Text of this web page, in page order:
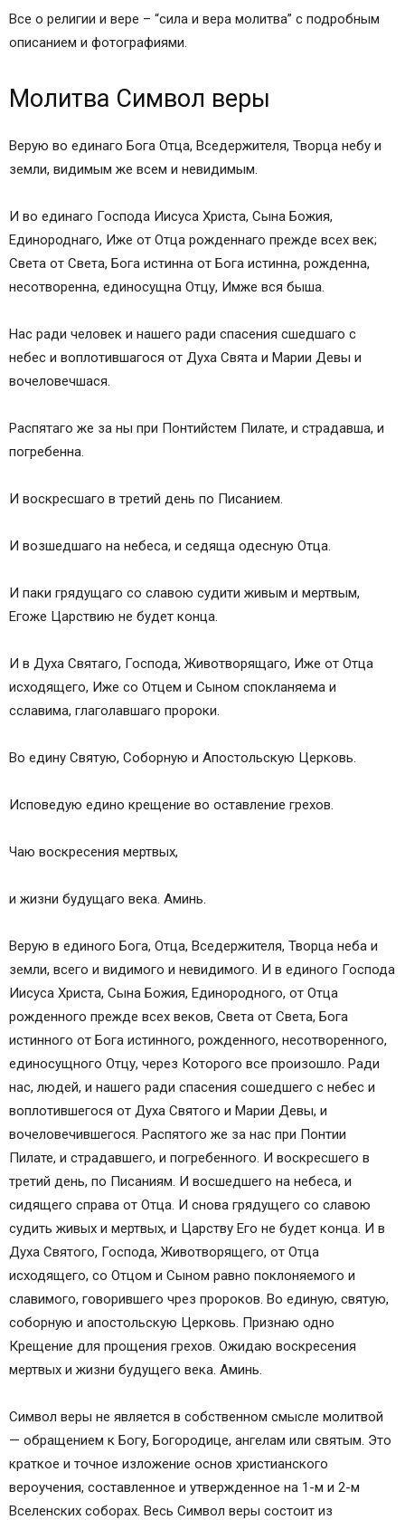
Все о религии и вере – “сила и вера молитва” с подробным
описанием и фотографиями.
Молитва Символ веры
Верую во единаго Бога Отца, Вседержителя, Творца небу и
земли, видимым же всем и невидимым.
И во единаго Господа Иисуса Христа, Сына Божия,
Единороднаго, Иже от Отца рожденнаго прежде всех век;
Света от Света, Бога истинна от Бога истинна, рожденна,
несотворенна, единосущна Отцу, Имже вся быша.
Нас ради человек и нашего ради спасения сшедшаго с
небес и воплотившагося от Духа Свята и Марии Девы и
вочеловечшася.
Распятаго же за ны при Понтийстем Пилате, и страдавша, и
погребенна.
И воскресшаго в третий день по Писанием.
И возшедшаго на небеса, и седяща одесную Отца.
И паки грядущаго со славою судити живым и мертвым,
Егоже Царствию не будет конца.
И в Духа Святаго, Господа, Животворящаго, Иже от Отца
исходящего, Иже со Отцем и Сыном спокланяема и
сславима, глаголавшаго пророки.
Во едину Святую, Соборную и Апостольскую Церковь.
Исповедую едино крещение во оставление грехов.
Чаю воскресения мертвых,
и жизни будущаго века. Аминь.
Верую в единого Бога, Отца, Вседержителя, Творца неба и
земли, всего и видимого и невидимого. И в единого Господа
Иисуса Христа, Сына Божия, Единородного, от Отца
рожденного прежде всех веков, Света от Света, Бога
истинного от Бога истинного, рожденного, несотворенного,
единосущного Отцу, через Которого все произошло. Ради
нас, людей, и нашего ради спасения сошедшего с небес и
воплотившегося от Духа Святого и Марии Девы, и
вочеловечившегося. Распятого же за нас при Понтии
Пилате, и страдавшего, и погребенного. И воскресшего в
третий день, по Писаниям. И восшедшего на небеса, и
сидящего справа от Отца. И снова грядущего со славою
судить живых и мертвых, и Царству Его не будет конца. И в
Духа Святого, Господа, Животворящего, от Отца
исходящего, со Отцом и Сыном равно поклоняемого и
славимого, говорившего чрез пророков. Во единую, святую,
соборную и апостольскую Церковь. Признаю одно
Крещение для прощения грехов. Ожидаю воскресения
мертвых и жизни будущего века. Аминь.
Символ веры не является в собственном смысле молитвой
— обращением к Богу, Богородице, ангелам или святым. Это
краткое и точное изложение основ христианского
вероучения, составленное и утвержденное на 1-м и 2-м
Вселенских соборах. Весь Символ веры состоит из